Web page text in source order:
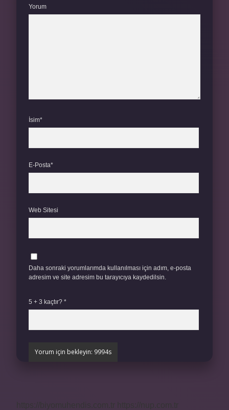
Yorum
İsim*
E-Posta*
Web Sitesi
Daha sonraki yorumlarımda kullanılması için adım, e-posta
adresim ve site adresim bu tarayıcıya kaydedilsin.
5 + 3 kaçtır? *